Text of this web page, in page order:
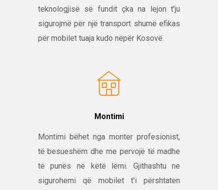
teknologjisë së fundit çka na lejon t'ju
sigurojmë për një transport shumë efikas
për mobilet tuaja kudo nëpër Kosovë.
Montimi
Montimi bëhet nga monter profesionist,
të besueshëm dhe me pervojë të madhe
të punës në këtë lëmi. Gjithashtu ne
sigurohemi që mobilet t'i përshtaten